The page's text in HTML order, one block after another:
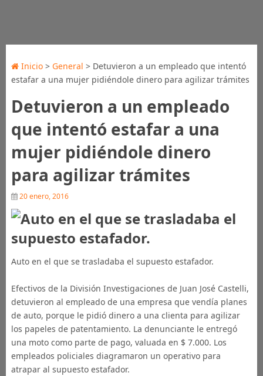
Inicio> General > Detuvieron a un empleado que intentó
estafar a una mujer pidiéndole dinero para agilizar trámites
Detuvieron a un empleado
que intentó estafar a una
mujer pidiéndole dinero
para agilizar trámites
20 enero, 2016
Auto en el que se trasladaba el supuesto estafador.
Efectivos de la División Investigaciones de Juan José Castelli,
detuvieron al empleado de una empresa que vendía planes
de auto, porque le pidió dinero a una clienta para agilizar
los papeles de patentamiento. La denunciante le entregó
una moto como parte de pago, valuada en $ 7.000. Los
empleados policiales diagramaron un operativo para
atrapar al supuesto estafador.